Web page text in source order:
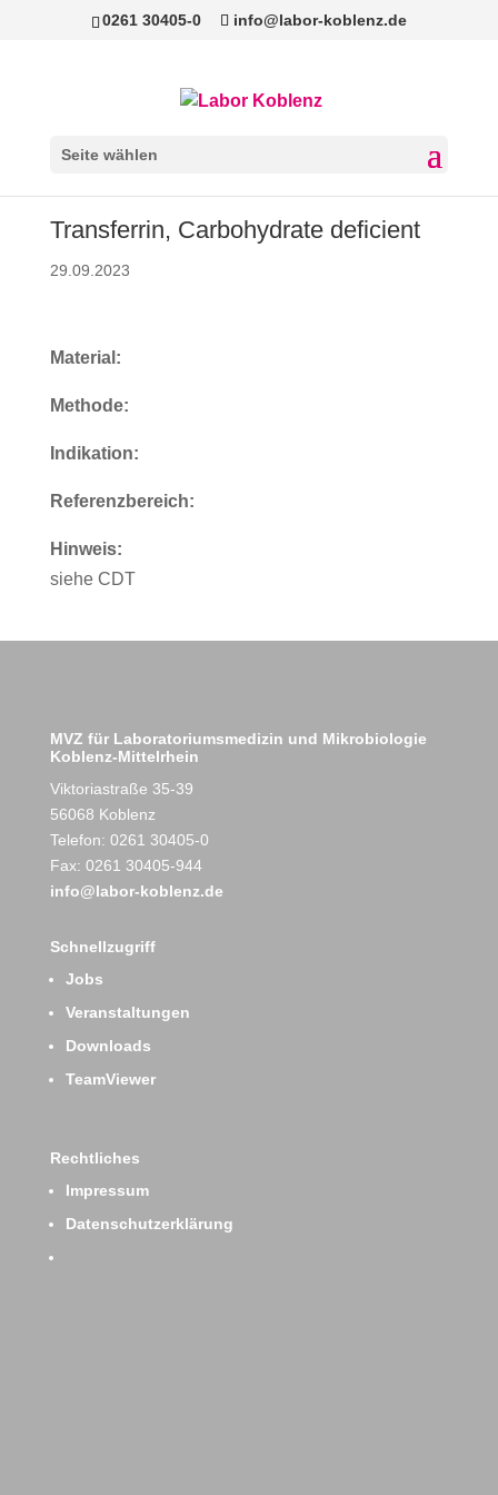
0261 30405-0 info@labor-koblenz.de
Seite wählen
Transferrin, Carbohydrate deficient
29.09.2023
Material:
Methode:
Indikation:
Referenzbereich:
Hinweis:
siehe CDT
MVZ für Laboratoriumsmedizin und Mikrobiologie
Koblenz-Mittelrhein
Viktoriastraße 35-39
56068 Koblenz
Telefon: 0261 30405-0
Fax: 0261 30405-944
info@labor-koblenz.de
Schnellzugriff
Jobs
Veranstaltungen
Downloads
TeamViewer
Rechtliches
Impressum
Datenschutzerklärung